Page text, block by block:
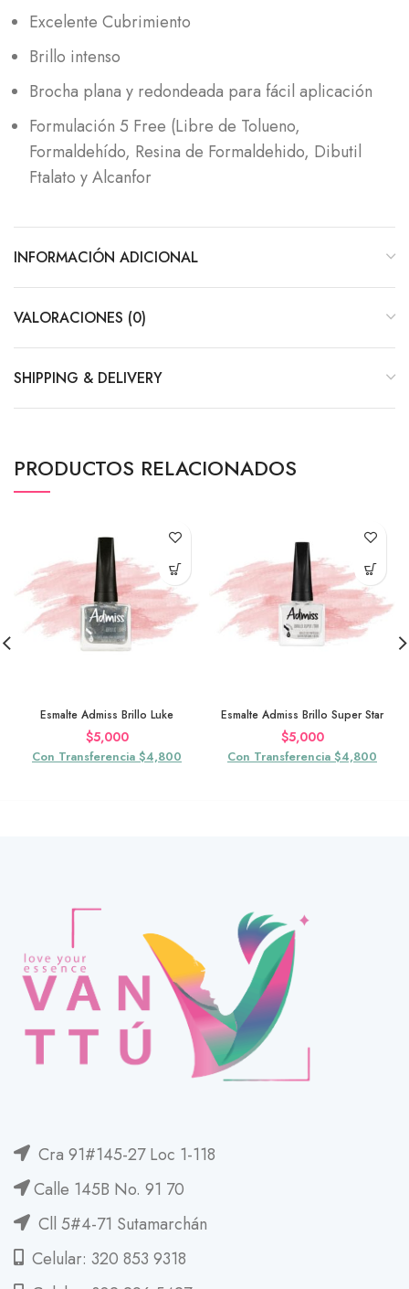
Excelente Cubrimiento
Brillo intenso
Brocha plana y redondeada para fácil aplicación
Formulación 5 Free (Libre de Tolueno,
Formaldehído, Resina de Formaldehido, Dibutil
Ftalato y Alcanfor
INFORMACIÓN ADICIONAL
VALORACIONES (0)
SHIPPING & DELIVERY
PRODUCTOS RELACIONADOS
Esmalte Admiss Brillo Luke
$5,000
Con Transferencia $4,800
Esmalte Admiss Brillo Super Star
$5,000
Con Transferencia $4,800
Cra 91#145-27 Loc 1-118
Calle 145B No. 91 70
Cll 5#4-71 Sutamarchán
Celular: 320 853 9318